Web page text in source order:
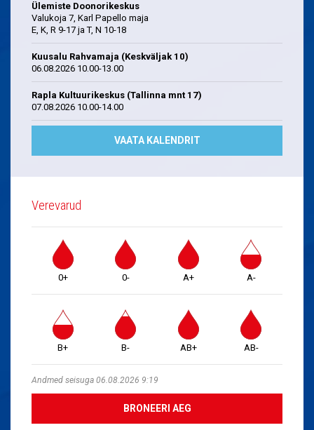
Ülemiste Doonorikeskus
Valukoja 7, Karl Papello maja
E, K, R 9-17 ja T, N 10-18
Kuusalu Rahvamaja (Keskväljak 10)
06.08.2026 10.00-13.00
Rapla Kultuurikeskus (Tallinna mnt 17)
07.08.2026 10.00-14.00
VAATA KALENDRIT
Verevarud
0+ 0- A+ A-
B+ B- AB+ AB-
Andmed seisuga 06.08.2026 9:19
BRONEERI AEG